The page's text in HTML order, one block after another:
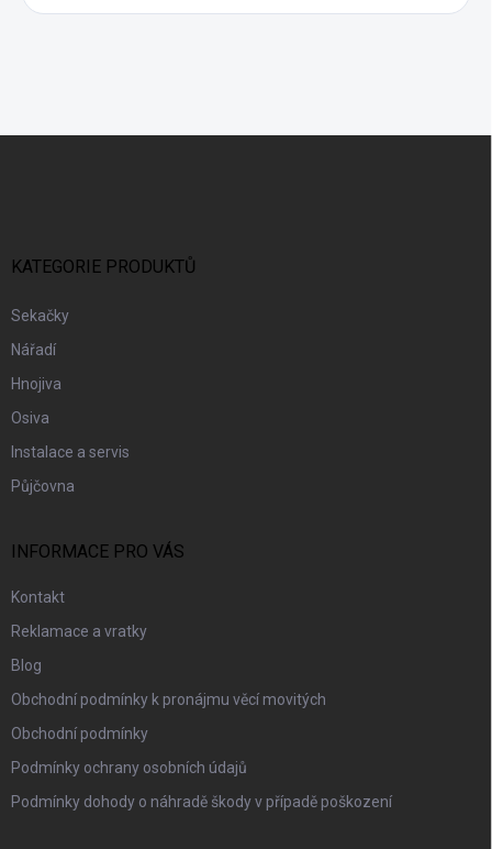
KATEGORIE PRODUKTŮ
Sekačky
Nářadí
Hnojiva
Osiva
Instalace a servis
Půjčovna
INFORMACE PRO VÁS
Kontakt
Reklamace a vratky
Blog
Obchodní podmínky k pronájmu věcí movitých
Obchodní podmínky
Podmínky ochrany osobních údajů
Podmínky dohody o náhradě škody v případě poškození